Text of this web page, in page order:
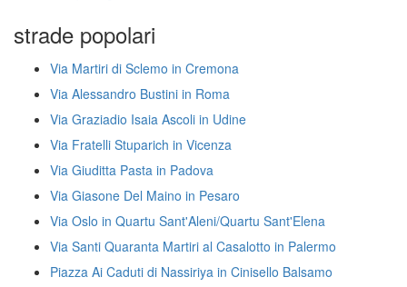
strade popolari
Via Martiri di Sclemo in Cremona
Via Alessandro Bustini in Roma
Via Graziadio Isaia Ascoli in Udine
Via Fratelli Stuparich in Vicenza
Via Giuditta Pasta in Padova
Via Giasone Del Maino in Pesaro
Via Oslo in Quartu Sant'Aleni/Quartu Sant'Elena
Via Santi Quaranta Martiri al Casalotto in Palermo
Piazza Ai Caduti di Nassiriya in Cinisello Balsamo